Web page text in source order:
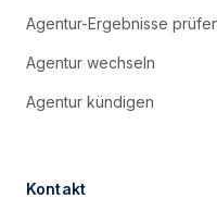
Agentur-Ergebnisse
Agentur wechseln
Agentur kündigen
Kontakt